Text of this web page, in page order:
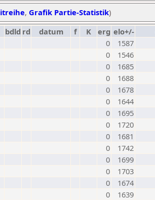
, Grafik Partie-Statistik)
bdld rd datum f K erg elo+/-
0
1587
0
1546
0
1685
0
1688
0
1678
0
1644
0
1695
0
1720
0
1681
0
1742
0
1699
0
1703
0
1674
0
1639